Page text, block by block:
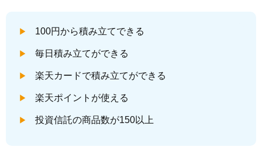
100円から積み立てできる
毎日積み立てができる
楽天カードで積み立てができる
楽天ポイントが使える
投資信託の商品数が150以上